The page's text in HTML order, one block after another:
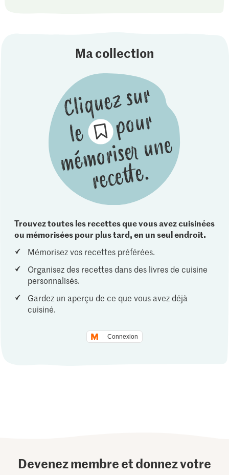
Ma collection
Trouvez toutes les recettes que vous avez cuisinées
ou mémorisées pour plus tard, en un seul endroit.
Mémorisez vos recettes préférées.
Organisez des recettes dans des livres de cuisine
personnalisés.
Gardez un aperçu de ce que vous avez déjà
cuisiné.
Connexion
Devenez membre et donnez votre